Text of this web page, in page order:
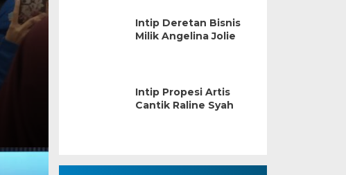
Intip Deretan Bisnis
Milik Angelina Jolie
Intip Propesi Artis
Cantik Raline Syah